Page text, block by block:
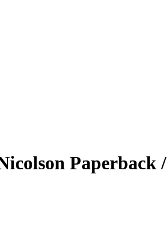
Paperback /